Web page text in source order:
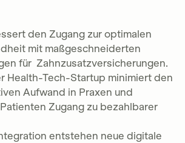
den Zugang zur optimalen
mit maßgeschneiderten
für Zahnzusatzversicherungen.
Health-Tech-Startup minimiert den
Aufwand in Praxen und
Zugang zu bezahlbarer
entstehen neue digitale